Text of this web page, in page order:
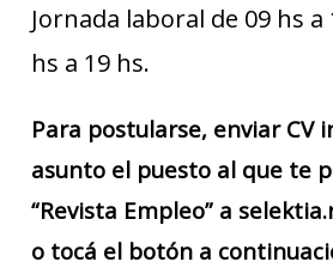
Jornada laboral de 09 hs a
hs a 19 hs.
Para postularse, enviar CV
asunto el puesto al que te
“Revista Empleo” a
o tocá el botón a